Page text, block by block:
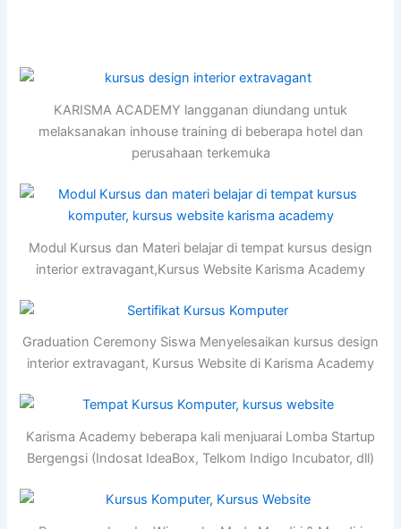
KARISMA ACADEMY langganan diundang untuk
melaksanakan inhouse training di beberapa hotel dan
perusahaan terkemuka
Modul Kursus dan Materi belajar di tempat kursus design
interior extravagant,Kursus Website Karisma Academy
Graduation Ceremony Siswa Menyelesaikan kursus design
interior extravagant, Kursus Website di Karisma Academy
Karisma Academy beberapa kali menjuarai Lomba Startup
Bergengsi (Indosat IdeaBox, Telkom Indigo Incubator, dll)